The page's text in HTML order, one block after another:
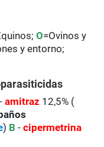
O=Ovinos y
y entorno;
-amitraz 12,5% (
) B-cipermetrina